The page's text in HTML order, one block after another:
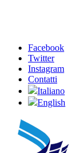
Facebook
Twitter
Instagram
Contatti
Italiano
English